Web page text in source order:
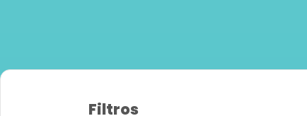
Filtros